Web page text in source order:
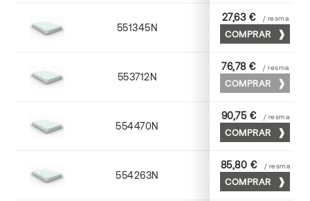
551345N 45 x 64
27,63 € / resma
COMPRAR
553712N 72 x 102
76,78 € / resma
COMPRAR
554470N 70 x 100
90,75 € / resma
COMPRAR
554263N 63 x 88
85,80 € / resma
COMPRAR